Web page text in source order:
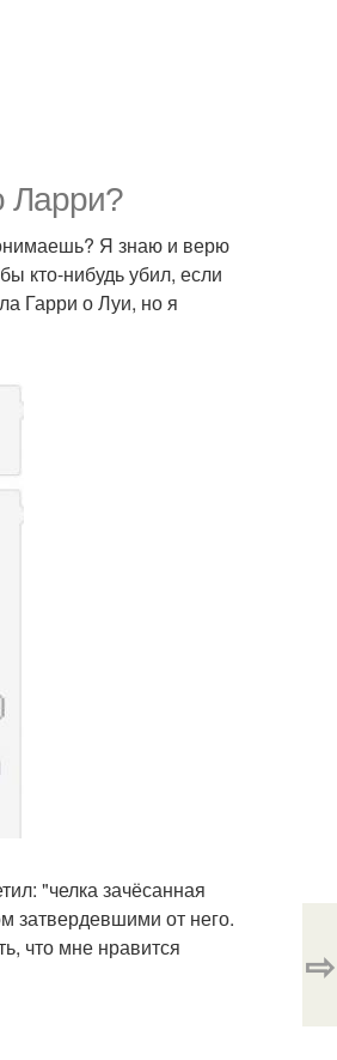
Ларри?
Я знаю и верю
кто-нибудь убил, если
Гарри о Луи, но я
"челка зачёсанная
затвердевшими от него.
что мне нравится
⇨